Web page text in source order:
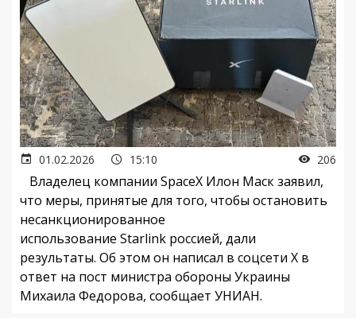
01.02.2026 15:10 206
Владелец компании SpaceX Илон Маск заявил,
что меры, принятые для того, чтобы остановить
несанкционированное
использование Starlink россией, дали
результаты. Об этом он написал в соцсети Х в
ответ на пост министра обороны Украины
Михаила Федорова, сообщает УНИАН.